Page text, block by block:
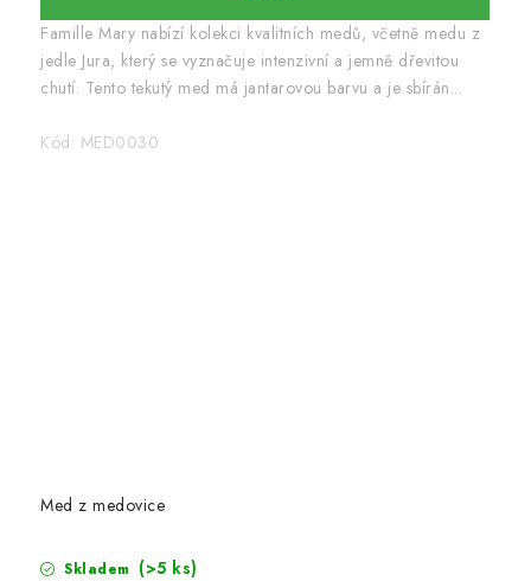
Famille Mary nabízí kolekci kvalitních medů, včetně medu z
jedle Jura, který se vyznačuje intenzivní a jemně dřevitou
chutí. Tento tekutý med má jantarovou barvu a je sbírán...
Kód: MED0030
Med z medovice
Skladem (>5 ks)